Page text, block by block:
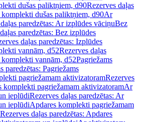
dušas paliktņiem, d90Rezerves daļas
dušas paliktņiem, d90Ar
paredzētas: Ar izplūdes vāciņuBez
paredzētas: Bez izplūdes
daļas paredzētas: Izplūdes
vannām, d52Rezerves daļas
vannām, d52Pagriežams
paredzētas: Pagriežams
pagriežamam aktivizatoramRezerves
komplekti pagriežamam aktivizatoramAr
ieplūdiRezerves daļas paredzētas: Ar
ieplūdiApdares komplekti pagriežamam
Rezerves daļas paredzētas: Apdares